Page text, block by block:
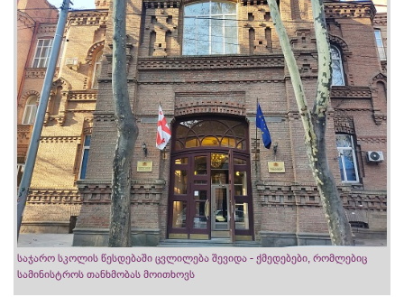
საჯარო სკოლის წესდებაში ცვლილება შევიდა - ქმედებები, რომლებიც
სამინისტროს თანხმობას მოითხოვს